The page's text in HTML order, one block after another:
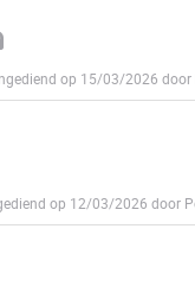
op 15/03/2026
op 12/03/2026 door